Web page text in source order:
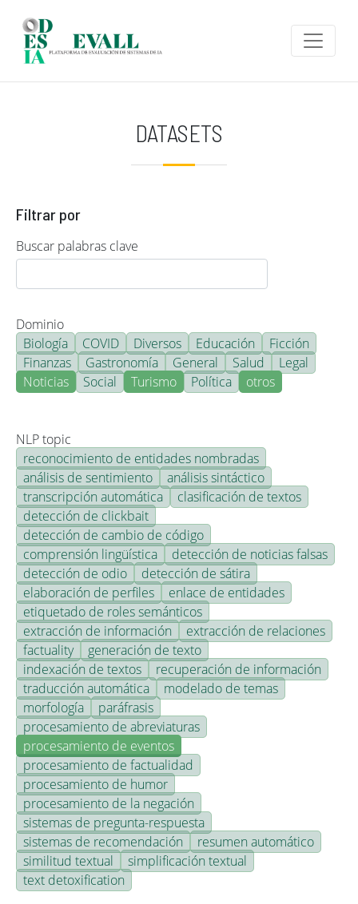
DATASETS
Filtrar por
Buscar palabras clave
Dominio
Biología
COVID Diversos Educación
Ficción
Finanzas
Gastronomía General Salud
Legal
Noticias
Social Turismo Política otros
NLP topic
reconocimiento de entidades nombradas
análisis de sentimiento
análisis sintáctico
transcripción automática
clasificación de textos
detección de clickbait
detección de cambio de código
comprensión lingüística
detección de noticias falsas
detección de odio
detección de sátira
elaboración de perfiles
enlace de entidades
etiquetado de roles semánticos
extracción de información
extracción de relaciones
factuality
generación de texto
indexación de textos
recuperación de información
traducción automática
modelado de temas
morfología
paráfrasis
procesamiento de abreviaturas
procesamiento de eventos
procesamiento de factualidad
procesamiento de humor
procesamiento de la negación
sistemas de pregunta-respuesta
sistemas de recomendación
resumen automático
similitud textual
simplificación textual
text detoxification